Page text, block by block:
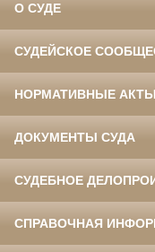
О СУДЕ
СУДЕЙСКОЕ
НОРМАТИВНЫЕ АКТЫ
ДОКУМЕНТЫ СУДА
СУДЕБНОЕ
СПРАВОЧНАЯ